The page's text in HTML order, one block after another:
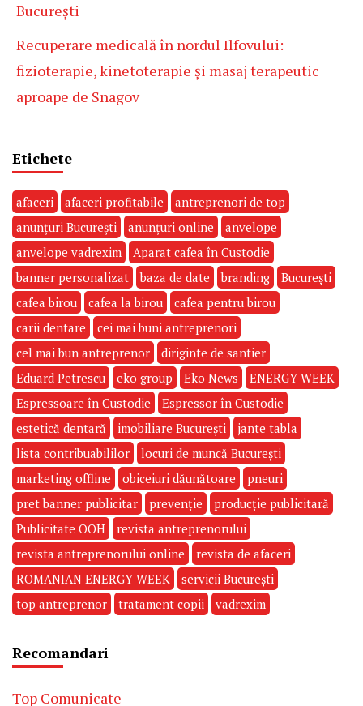
București
Recuperare medicală în nordul Ilfovului:
fizioterapie, kinetoterapie și masaj terapeutic
aproape de Snagov
Etichete
afaceri afaceri profitabile
antreprenori de top
anunțuri București
anunțuri online
anvelope
anvelope vadrexim
Aparat cafea în Custodie
banner personalizat
baza de date branding
București
cafea birou
cafea la birou
cafea pentru birou
carii dentare
cei mai buni antreprenori
cel mai bun antreprenor
diriginte de santier
Eduard Petrescu
eko group Eko News
ENERGY WEEK
Espressoare în Custodie
Espressor în Custodie
estetică dentară
imobiliare București
jante tabla
lista contribuabililor
locuri de muncă București
marketing offline
obiceiuri dăunătoare
pneuri
pret banner publicitar
prevenție
producție publicitară
Publicitate OOH
revista antreprenorului
revista antreprenorului online
revista de afaceri
ROMANIAN ENERGY WEEK
servicii București
top antreprenor
tratament copii vadrexim
Recomandari
Top Comunicate